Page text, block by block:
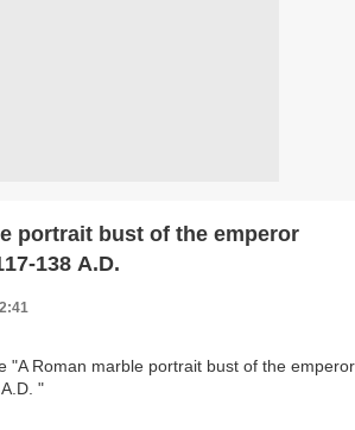
portrait bust of the emperor
138 A.D.